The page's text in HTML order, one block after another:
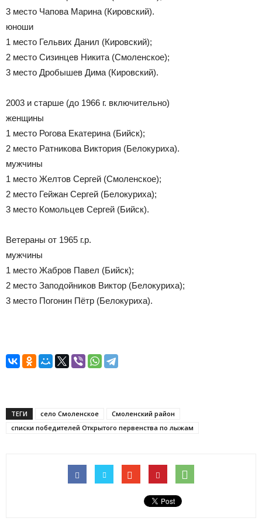
3 место Чапова Марина (Кировский).
юноши
1 место Гельвих Данил (Кировский);
2 место Сизинцев Никита (Смоленское);
3 место Дробышев Дима (Кировский).
2003 и старше (до 1966 г. включительно)
женщины
1 место Рогова Екатерина (Бийск);
2 место Ратникова Виктория (Белокуриха).
мужчины
1 место Желтов Сергей (Смоленское);
2 место Гейжан Сергей (Белокуриха);
3 место Комольцев Сергей (Бийск).
Ветераны от 1965 г.р.
мужчины
1 место Жабров Павел (Бийск);
2 место Заподойников Виктор (Белокуриха);
3 место Погонин Пётр (Белокуриха).
ТЕГИ село Смоленское
Смоленский район
списки победителей Открытого первенства по лыжам